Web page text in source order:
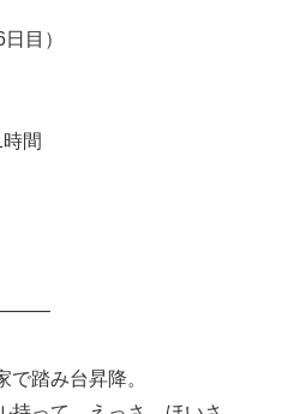
目）
間
踏み台昇降。